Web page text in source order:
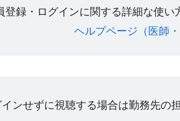
登録・ログインに関する詳細な使い
ヘルプページ（医師・
ンせずに視聴する場合は勤務先の